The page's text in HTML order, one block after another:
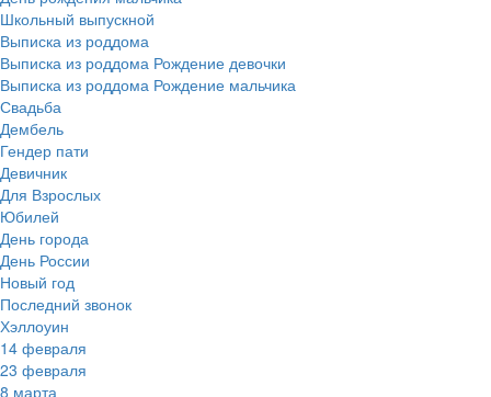
Школьный выпускной
Выписка из роддома
Выписка из роддома Рождение девочки
Выписка из роддома Рождение мальчика
Свадьба
Дембель
Гендер пати
Девичник
Для Взрослых
Юбилей
День города
День России
Новый год
Последний звонок
Хэллоуин
14 февраля
23 февраля
8 марта